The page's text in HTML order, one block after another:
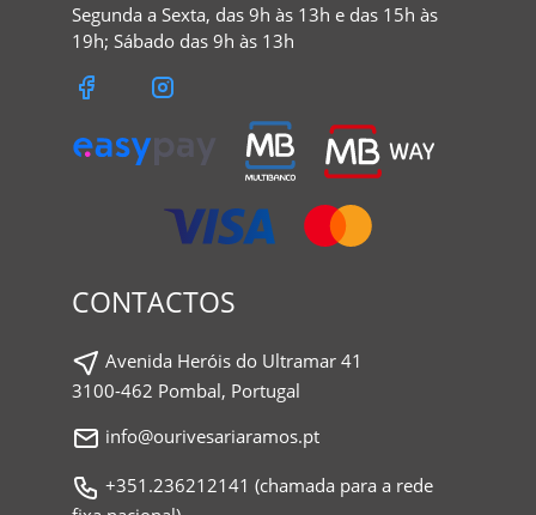
Segunda a Sexta, das 9h às 13h e das 15h às
19h; Sábado das 9h às 13h
CONTACTOS
Avenida Heróis do Ultramar 41
3100-462 Pombal, Portugal
info@ourivesariaramos.pt
+351.236212141 (chamada para a rede